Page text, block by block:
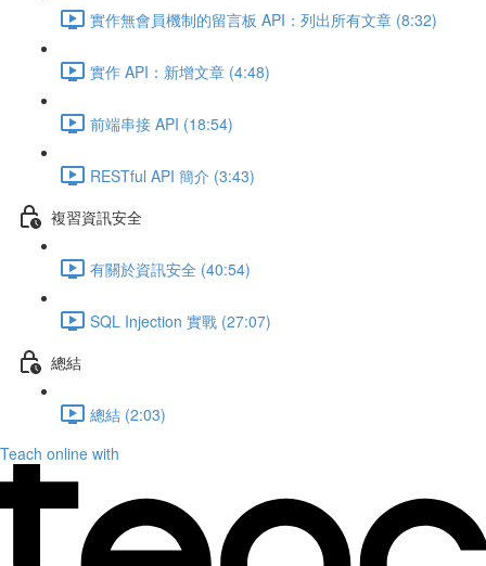
實作無會員機制的留言板 API：列出所有文章 (8:32)
實作 API：新增文章 (4:48)
前端串接 API (18:54)
RESTful API 簡介 (3:43)
複習資訊安全
有關於資訊安全 (40:54)
SQL Injection 實戰 (27:07)
總結
總結 (2:03)
Teach online with